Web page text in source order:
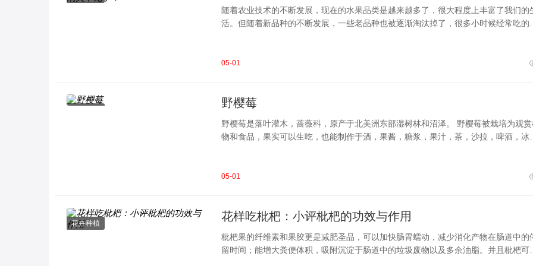
随着农业技术的不断发展，现在的水果品类是越来越多了，很大程度上丰富了我们的
活。但随着新品种的不断发展，一些老品种也被逐渐淘汰掉了，很多小时候经常吃的水
05-01
野樱莓
野樱莓是落叶灌木，蔷薇科，原产于北美洲东部湿树林和沼泽。 野樱莓被栽培为观赏
物和食品，果实可以生吃，也能制作于酒，果酱，糖浆，果汁，茶，沙拉，啤酒，冰激
叶子彼此互生，针形，圆齿和羽脉状
05-01
花卉种植
花样吃枇杷：小评枇杷的功效与作用
枇杷果的纤维素和果胶更是减肥圣品，可以加快肠胃蠕动，减少消化产物在肠道中的
留时间；能增大粪便体积，吸附沉淀于肠道中的垃圾废物以及多余油脂。并且枇杷可食